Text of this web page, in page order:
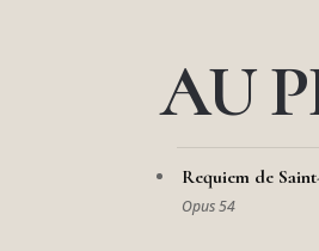
AU
Requiem de
Opus 54